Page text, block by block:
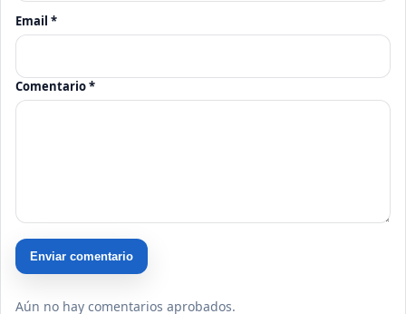
Email *
Comentario *
Enviar comentario
Aún no hay comentarios aprobados.